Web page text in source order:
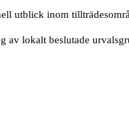
utblick inom
av lokalt beslutade